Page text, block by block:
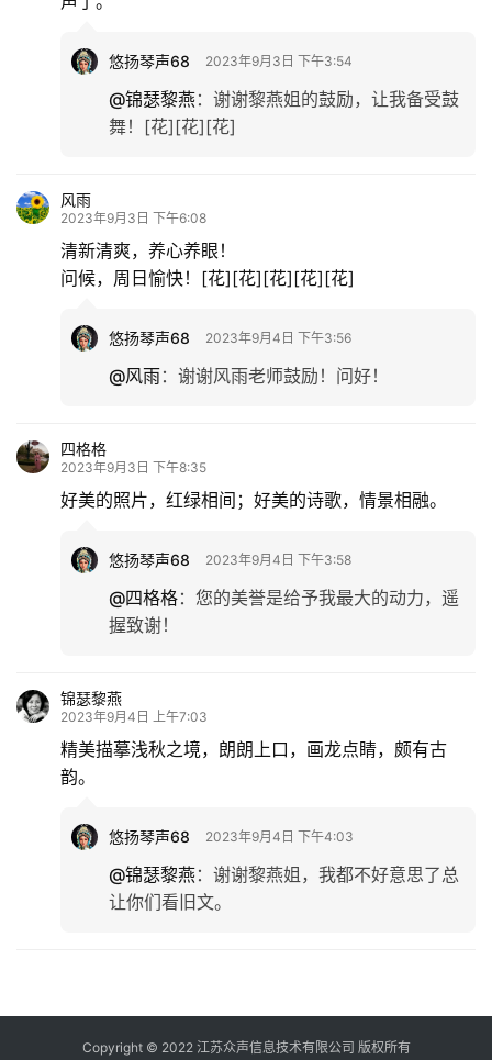
悠扬琴声68 2023年9月3日 下午3:54
@锦瑟黎燕： 谢谢黎燕姐的鼓励，让我备受鼓
舞！[花][花][花]
风雨
2023年9月3日 下午6:08
清新清爽，养心养眼！
问候，周日愉快！[花][花][花][花][花]
悠扬琴声68 2023年9月4日 下午3:56
@风雨： 谢谢风雨老师鼓励！问好！
四格格
2023年9月3日 下午8:35
好美的照片，红绿相间；好美的诗歌，情景相融。
悠扬琴声68 2023年9月4日 下午3:58
@四格格： 您的美誉是给予我最大的动力，遥
握致谢！
锦瑟黎燕
2023年9月4日 上午7:03
精美描摹浅秋之境，朗朗上口，画龙点睛，颇有古
韵。
悠扬琴声68 2023年9月4日 下午4:03
@锦瑟黎燕： 谢谢黎燕姐，我都不好意思了总
让你们看旧文。
Copyright © 2022 江苏众声信息技术有限公司 版权所有